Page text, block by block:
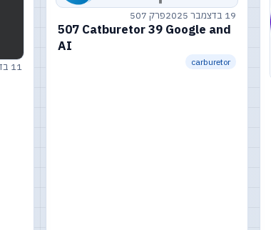
19 בדצמבר 2025 פרק 507
507 Catburetor 39 Google and
AI
carburetor 11 בדצמבר 2025